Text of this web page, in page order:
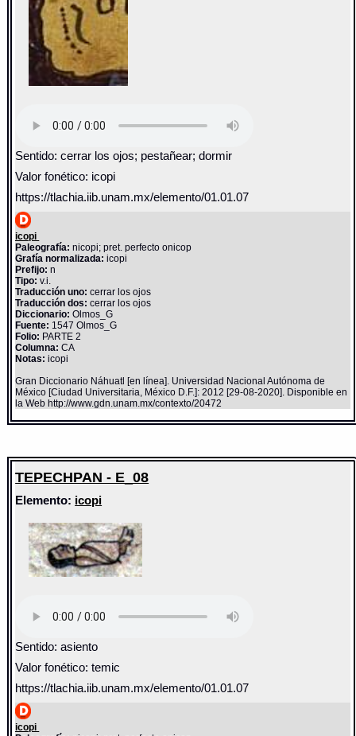
Sentido: cerrar los ojos; pestañear; dormir
Valor fonético: icopi
https://tlachia.iib.unam.mx/elemento/01.01.07
icopi
Paleografía: nicopi; pret. perfecto onicop
Grafía normalizada: icopi
Prefijo: n
Tipo: v.i.
Traducción uno: cerrar los ojos
Traducción dos: cerrar los ojos
Diccionario:Olmos_G
Fuente: 1547 Olmos_G
Folio: PARTE 2
Columna: CA
Notas: icopi
Gran Diccionario Náhuatl [en línea]. Universidad Nacional Autónoma de
México [Ciudad Universitaria, México D.F.]: 2012 [29-08-2020]. Disponible en
la Web http://www.gdn.unam.mx/contexto/20472
TEPECHPAN - E_08
Elemento: icopi
Sentido: asiento
Valor fonético: temic
https://tlachia.iib.unam.mx/elemento/01.01.07
icopi